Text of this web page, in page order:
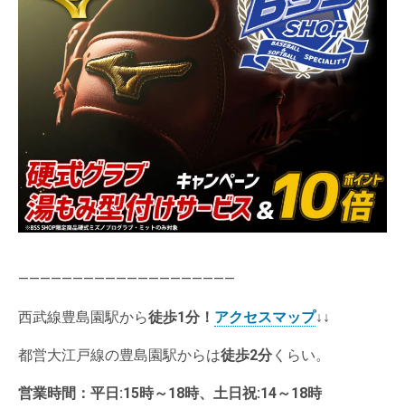
————————————————————
西武線豊島園駅から徒歩1分 ！ アクセスマップ↓↓
都営大江戸線の豊島園駅からは徒歩2分 くらい。
営業時間： 平日:15時～18時、土日祝:14～18時